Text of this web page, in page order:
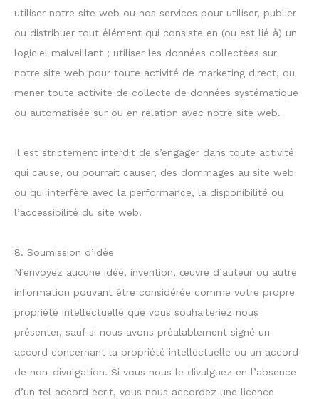
utiliser notre site web ou nos services pour utiliser, publier
ou distribuer tout élément qui consiste en (ou est lié à) un
logiciel malveillant ; utiliser les données collectées sur
notre site web pour toute activité de marketing direct, ou
mener toute activité de collecte de données systématique
ou automatisée sur ou en relation avec notre site web.
Il est strictement interdit de s’engager dans toute activité
qui cause, ou pourrait causer, des dommages au site web
ou qui interfère avec la performance, la disponibilité ou
l’accessibilité du site web.
8. Soumission d’idée
N’envoyez aucune idée, invention, œuvre d’auteur ou autre
information pouvant être considérée comme votre propre
propriété intellectuelle que vous souhaiteriez nous
présenter, sauf si nous avons préalablement signé un
accord concernant la propriété intellectuelle ou un accord
de non-divulgation. Si vous nous le divulguez en l’absence
d’un tel accord écrit, vous nous accordez une licence